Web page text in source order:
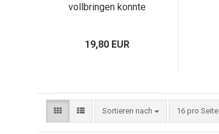
vollbringen konnte
19,80 EUR
Sortieren nach 16 pro Seite